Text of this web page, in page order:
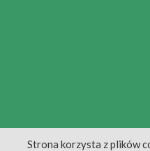
Strona korzysta z plików